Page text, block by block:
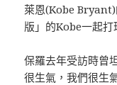
萊恩(Kobe
版」的Kobe一起打
保羅去年受訪時曾
很生氣，我們很生